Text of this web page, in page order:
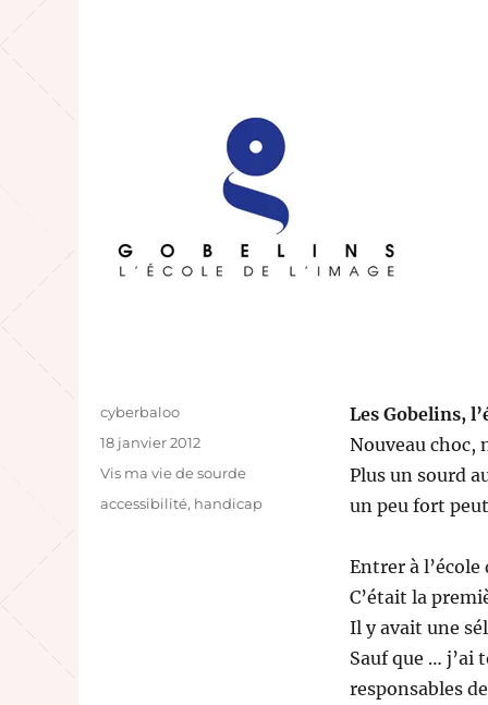
Les Gobelins,
Nouveau choc,
Plus un sourd
un peu fort
Entrer à l’école
C’était la
Il y avait une
Sauf que … j’ai
responsables
Auteur
cyberbaloo
Publié
le
18 janvier 2012
Catégories
Vis ma vie de sourde
Étiquettes
accessibilité, handicap